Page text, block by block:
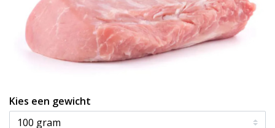
Kies een gewicht